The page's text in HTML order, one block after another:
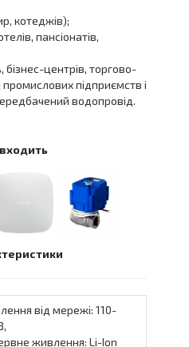
котеджів);
пансіонатів,
бізнес-центрів, торгово-
підприємств і
водопровід.
від мережі: 110-
живлення: Li-Ion